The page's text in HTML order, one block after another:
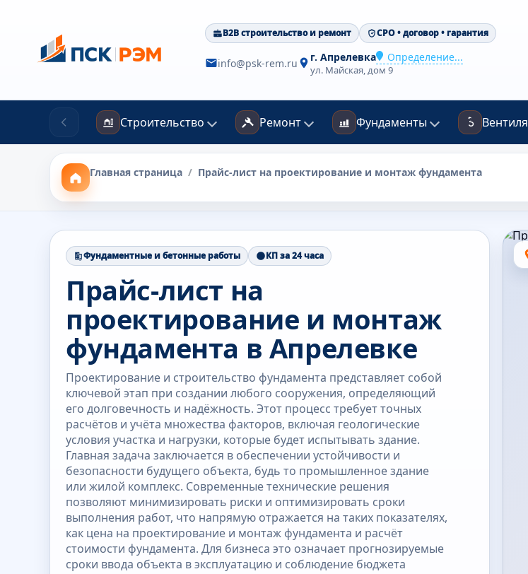
B2B строительство и ремонт СРО • договор • гарантия
info@psk-rem.ru г. Апрелевка Определение...
ул. Майская, дом 9
Строительство Ремонт Фундаменты
Главная страница / Прайс-лист на проектирование и монтаж фундамента
Фундаментные и бетонные работы КП за 24 часа
Прайс-лист на
проектирование и монтаж
фундамента в Апрелевке
Проектирование и строительство фундамента представляет собой
ключевой этап при создании любого сооружения, определяющий
его долговечность и надёжность. Этот процесс требует точных
расчётов и учёта множества факторов, включая геологические
условия участка и нагрузки, которые будет испытывать здание.
Главная задача заключается в обеспечении устойчивости и
безопасности будущего объекта, будь то промышленное здание
или жилой комплекс. Современные технические решения
позволяют минимизировать риски и оптимизировать сроки
выполнения работ, что напрямую отражается на таких показателях,
как цена на проектирование и монтаж фундамента и расчёт
стоимости фундамента. Для бизнеса это означает прогнозируемые
сроки ввода объекта в эксплуатацию и соблюдение бюджета